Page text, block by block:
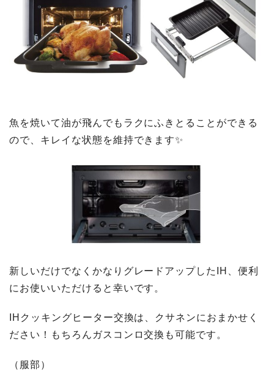
魚を焼いて油が飛んでもラクにふきとることができる
ので、キレイな状態を維持できます✨
新しいだけでなくかなりグレードアップしたIH、便利
にお使いいただけると幸いです。
IHクッキングヒーター交換は、クサネンにおまかせく
ださい！もちろんガスコンロ交換も可能です。
（服部）